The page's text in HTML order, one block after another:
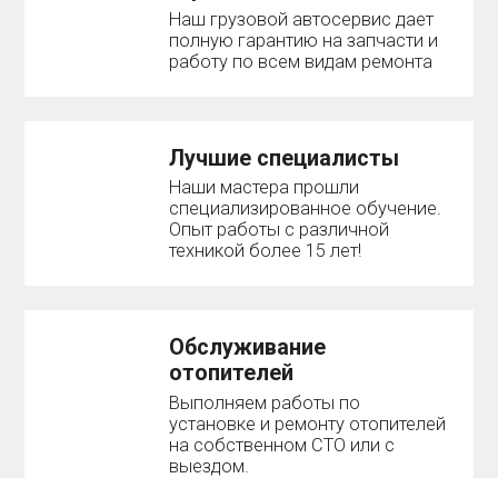
Наш грузовой автосервис дает
полную гарантию на запчасти и
работу по всем видам ремонта
Лучшие специалисты
Наши мастера прошли
специализированное обучение.
Опыт работы с различной
техникой более 15 лет!
Обслуживание
отопителей
Выполняем работы по
установке и ремонту отопителей
на собственном СТО или с
выездом.